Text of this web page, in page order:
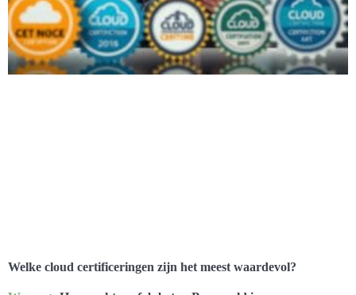
Welke cloud certificeringen zijn het meest waardevol?